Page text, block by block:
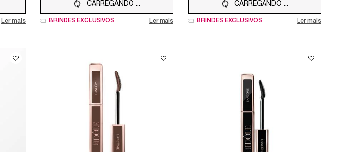
Ler mais
CARREGANDO ...
BRINDES EXCLUSIVOS Ler mais
CARREGANDO ...
BRINDES EXCLUSIVOS Ler mais